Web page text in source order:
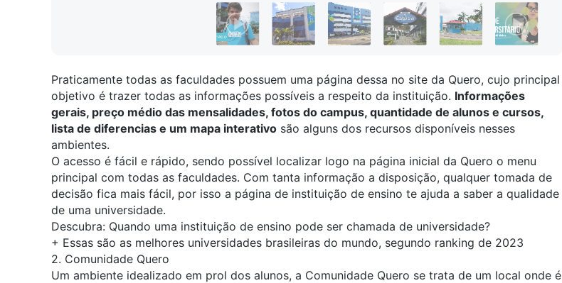
Praticamente todas as faculdades possuem uma página dessa no site da Quero, cujo principal
objetivo é trazer todas as informações possíveis a respeito da instituição. Informações
gerais, preço médio das mensalidades, fotos do campus, quantidade de alunos e cursos,
lista de diferencias e um mapa interativo são alguns dos recursos disponíveis nesses
ambientes.
O acesso é fácil e rápido, sendo possível localizar logo na página inicial da Quero o menu
principal com todas as faculdades. Com tanta informação a disposição, qualquer tomada de
decisão fica mais fácil, por isso a página de instituição de ensino te ajuda a saber a qualidade
de uma universidade.
Descubra: Quando uma instituição de ensino pode ser chamada de universidade?
+ Essas são as melhores universidades brasileiras do mundo, segundo ranking de 2023
2. Comunidade Quero
Um ambiente idealizado em prol dos alunos, a Comunidade Quero se trata de um local onde é